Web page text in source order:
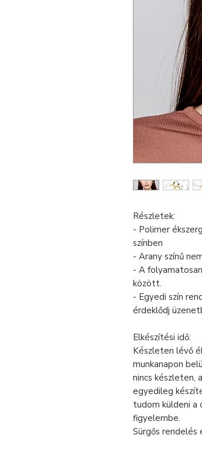
Részletek:
- Polimer
színben
- Arany színű
- A
között.
- Egyedi szín
érdeklődj
Elkészítési idő:
Készleten lévő
munkanapon
nincs készleten,
egyedileg
tudom küldeni a
figyelembe.
Sürgős rendelés